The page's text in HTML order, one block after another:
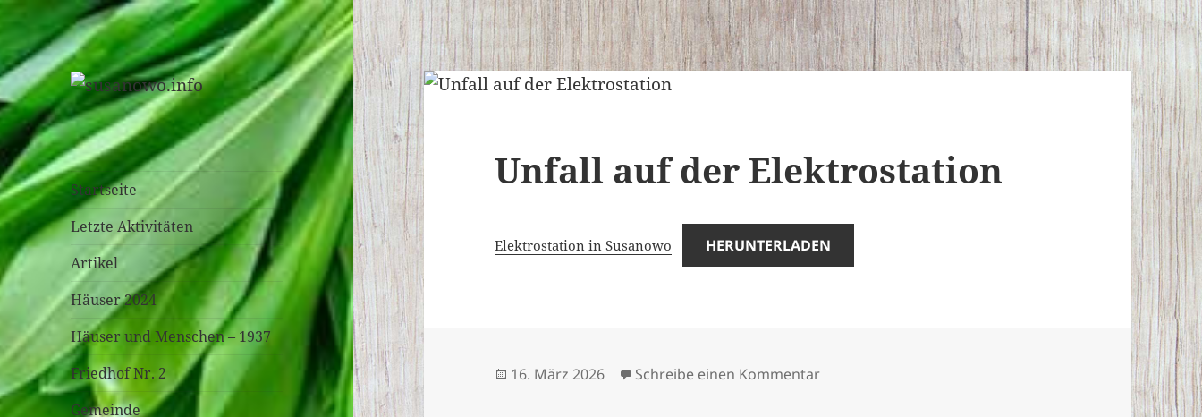
susanowo.info
Startseite
Letzte Aktivitäten
Artikel
Häuser 2024
Häuser und Menschen – 1937
Friedhof Nr. 2
Gemeinde
Unfall auf der Elektrostation
Elektrostation in Susanowo HERUNTERLADEN
Veröffentlicht
16. März 2026 Schreibe einen Kommentarzu Unfall auf der Elektrostation